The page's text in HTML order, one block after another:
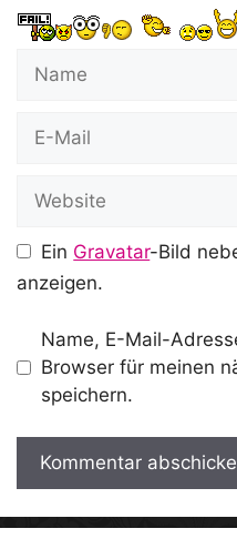
Name
Website
Ein Gravatar-Bild
anzeigen.
Name, E-Mail-
Browser für meinen
speichern.
A